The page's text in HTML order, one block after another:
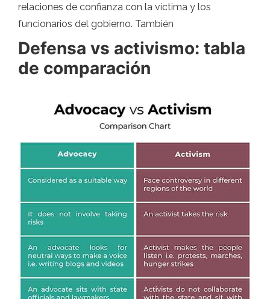
relaciones de confianza con la víctima y los
funcionarios del gobierno. También
Defensa vs activismo: tabla
de comparación